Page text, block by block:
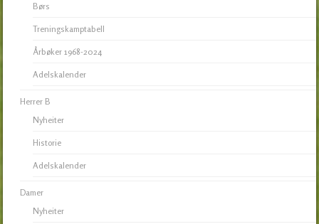
Børs
Treningskamptabell
Årbøker 1968-2024
Adelskalender
Herrer B
Nyheiter
Historie
Adelskalender
Damer
Nyheiter